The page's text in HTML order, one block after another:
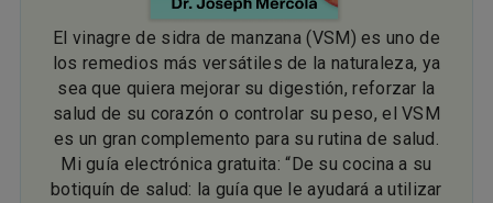
El vinagre de sidra de manzana (VSM) es uno de
los remedios más versátiles de la naturaleza, ya
sea que quiera mejorar su digestión, reforzar la
salud de su corazón o controlar su peso, el VSM
es un gran complemento para su rutina de salud.
Mi guía electrónica gratuita: “De su cocina a su
botiquín de salud: la guía que le ayudará a utilizar